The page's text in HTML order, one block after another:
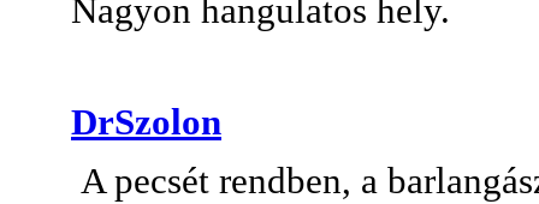
Nagyon hangulatos hely.
DrSzolon
A pecsét rendben, a